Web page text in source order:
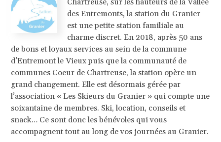
Chartreuse, sur les hauteurs de la Vallée
des Entremonts, la station du Granier
est une petite station familiale au
charme discret. En 2018, après 50 ans
de bons et loyaux services au sein de la commune
d’Entremont le Vieux puis que la communauté de
communes Coeur de Chartreuse, la station opère un
grand changement. Elle est désormais gérée par
l’association « Les Skieurs du Granier » qui compte une
soixantaine de membres. Ski, location, conseils et
snack… Ce sont donc les bénévoles qui vous
accompagnent tout au long de vos journées au Granier.